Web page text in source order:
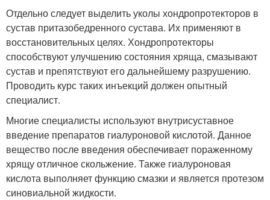
Отдельно следует выделить уколы хондропротекторов в
сустав притазобедренного сустава. Их применяют в
восстановительных целях. Хондропротекторы
способствуют улучшению состояния хряща, смазывают
сустав и препятствуют его дальнейшему разрушению.
Проводить курс таких инъекций должен опытный
специалист.
Многие специалисты используют внутрисуставное
введение препаратов гиалуроновой кислотой. Данное
вещество после введения обеспечивает пораженному
хрящу отличное скольжение. Также гиалуроновая
кислота выполняет функцию смазки и является протезом
синовиальной жидкости.